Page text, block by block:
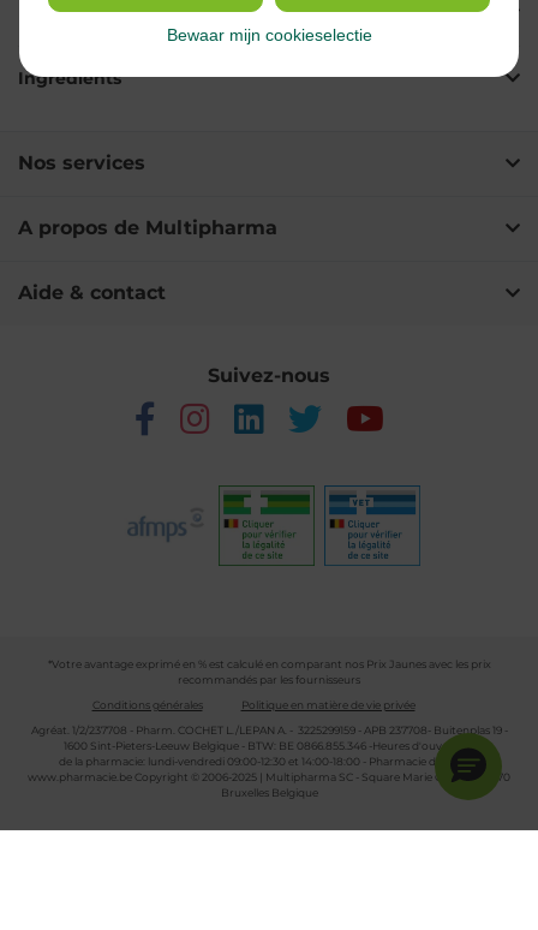
Usage
Ingrédients
Nos services
A propos de Multipharma
Aide & contact
Suivez-nous
*Votre avantage exprimé en % est calculé en comparant nos Prix Jaunes avec les prix
recommandés par les fournisseurs
Conditions générales
Politique en matière de vie privée
Agréat. 1/2/237708 - Pharm. COCHET L./LEPAN A. - 3225299159 - APB 237708- Buitenplas 19 -
1600 Sint-Pieters-Leeuw Belgique - BTW: BE 0866.855.346 -Heures d'ouverture
de la pharmacie: lundi-vendredi 09:00-12:30 et 14:00-18:00 - Pharmacie de garde :
www.pharmacie.beCopyright © 2006-2025 | Multipharma SC - Square Marie Curie 30 - 1070
Bruxelles Belgique
Bewaar mijn cookieselectie